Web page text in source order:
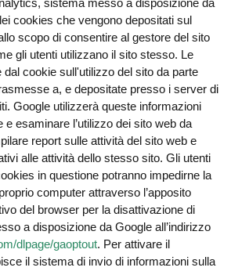
sistema messo a disposizione da
cookies che vengono depositati sul
scopo di consentire al gestore del sito
gli utenti utilizzano il sito stesso. Le
dal cookie sull'utilizzo del sito da parte
a, e depositate presso i server di
Google utilizzerà queste informazioni
esaminare l’utilizzo dei sito web da
report sulle attività del sito web e
alle attività dello stesso sito. Gli utenti
in questione potranno impedirne la
computer attraverso l’apposito
del browser per la disattivazione di
a disposizione da Google all’indirizzo
dlpage/gaoptout. Per attivare il
il sistema di invio di informazioni sulla